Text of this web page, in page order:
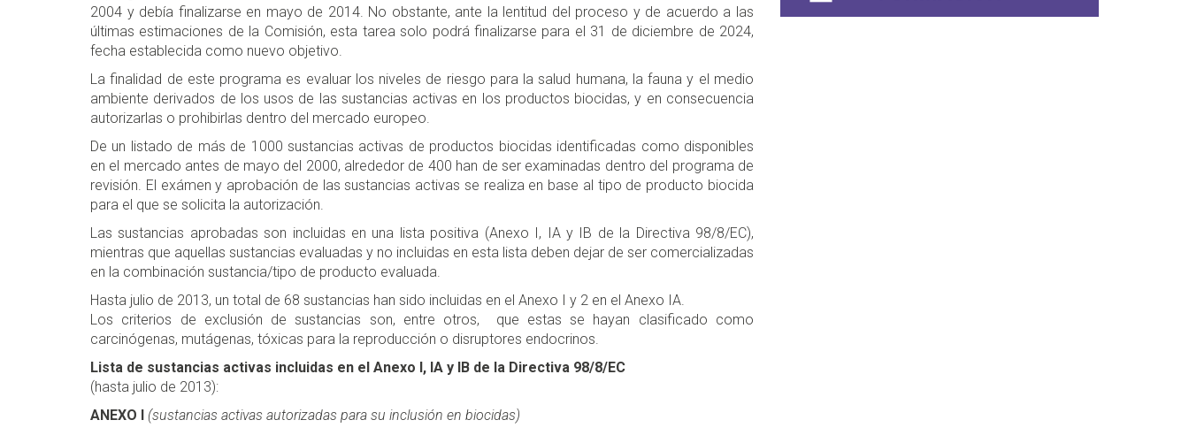
2004 y debía finalizarse en mayo de 2014. No obstante, ante la lentitud del proceso y de acuerdo a las
últimas estimaciones de la Comisión, esta tarea solo podrá finalizarse para el 31 de diciembre de 2024,
fecha establecida como nuevo objetivo.
La finalidad de este programa es evaluar los niveles de riesgo para la salud humana, la fauna y el medio
ambiente derivados de los usos de las sustancias activas en los productos biocidas, y en consecuencia
autorizarlas o prohibirlas dentro del mercado europeo.
De un listado de más de 1000 sustancias activas de productos biocidas identificadas como disponibles
en el mercado antes de mayo del 2000, alrededor de 400 han de ser examinadas dentro del programa de
revisión. El exámen y aprobación de las sustancias activas se realiza en base al tipo de producto biocida
para el que se solicita la autorización.
Las sustancias aprobadas son incluidas en una lista positiva (Anexo I, IA y IB de la Directiva 98/8/EC),
mientras que aquellas sustancias evaluadas y no incluidas en esta lista deben dejar de ser comercializadas
en la combinación sustancia/tipo de producto evaluada.
Hasta julio de 2013, un total de 68 sustancias han sido incluidas en el Anexo I y 2 en el Anexo IA.
Los criterios de exclusión de sustancias son, entre otros, que estas se hayan clasificado como
carcinógenas, mutágenas, tóxicas para la reproducción o disruptores endocrinos.
Lista de sustancias activas incluidas en el Anexo I, IA y IB de la Directiva 98/8/EC
(hasta julio de 2013):
ANEXO I
(sustancias activas autorizadas para su inclusión en biocidas)